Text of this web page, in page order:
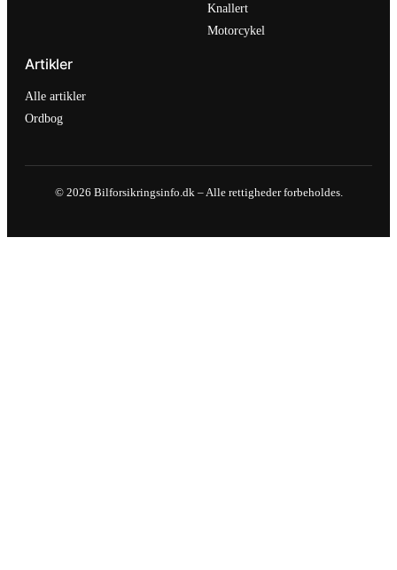
Knallert
Motorcykel
Artikler
Alle artikler
Ordbog
© 2026 Bilforsikringsinfo.dk – Alle rettigheder forbeholdes.